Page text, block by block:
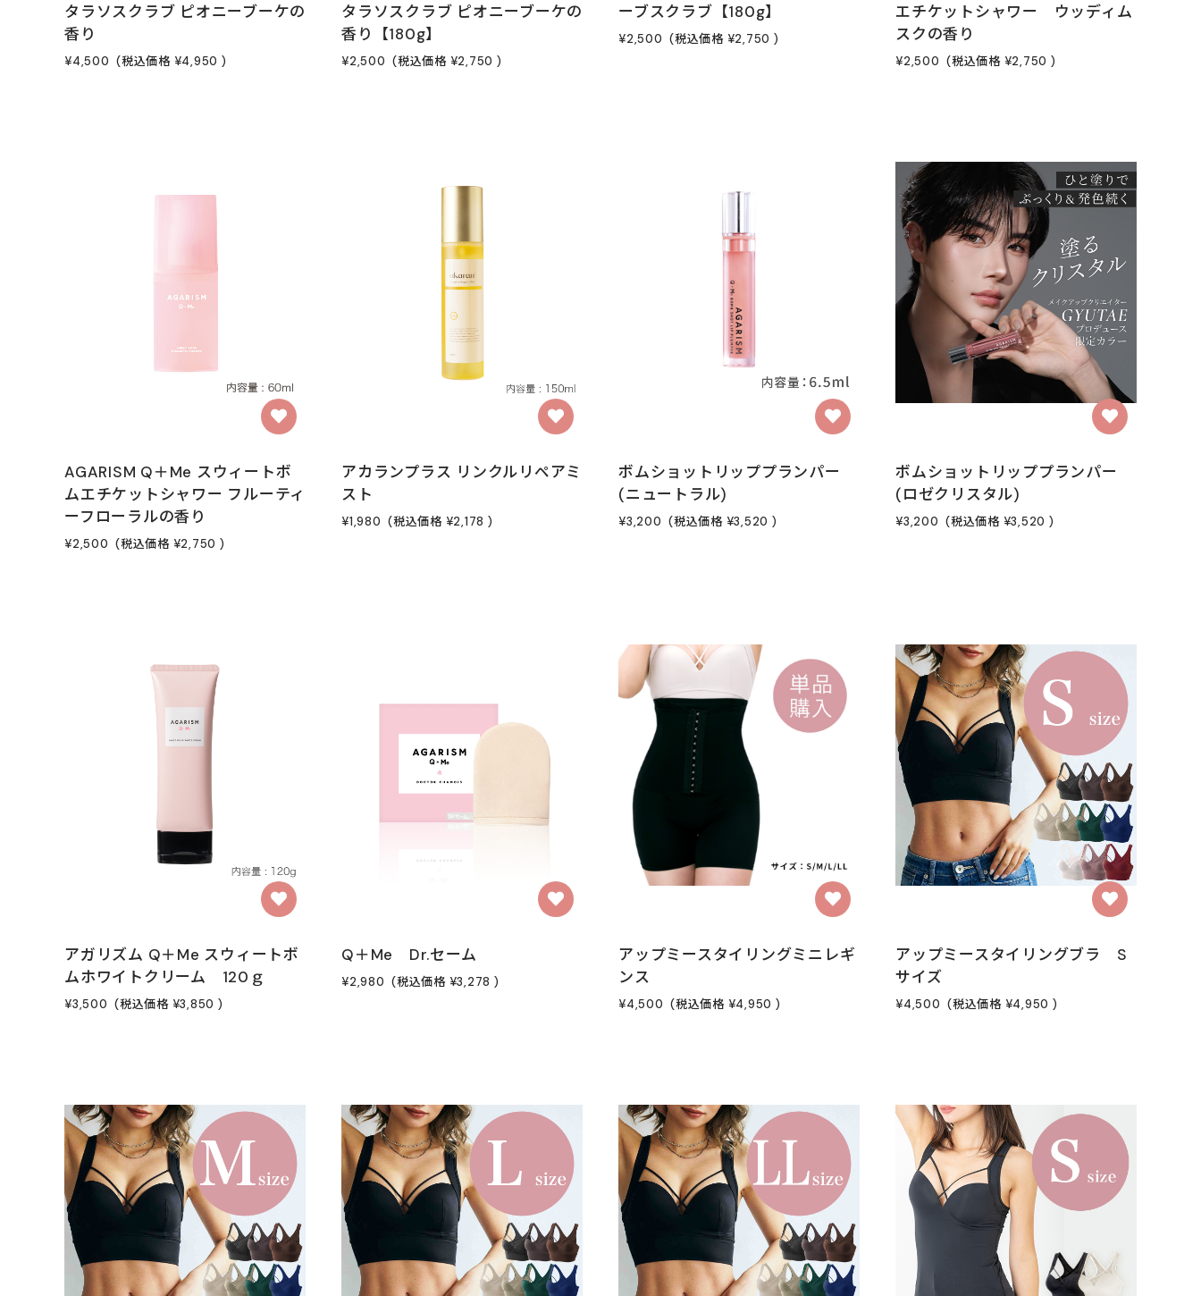
タラソスクラブ ピオニーブーケの
香り
¥4,500 (税込価格 ¥4,950 )
タラソスクラブ ピオニーブーケの
香り【180g】
¥2,500 (税込価格 ¥2,750 )
ーブスクラブ【180g】
¥2,500 (税込価格 ¥2,750 )
エチケットシャワー ウッディム
スクの香り
¥2,500 (税込価格 ¥2,750 )
AGARISM Q＋Me スウィートボ
ムエチケットシャワー フルーティ
ーフローラルの香り
¥2,500 (税込価格 ¥2,750 )
アカランプラス リンクルリペアミ
スト
¥1,980 (税込価格 ¥2,178 )
ボムショットリッププランパー
(ニュートラル)
¥3,200 (税込価格 ¥3,520 )
ボムショットリッププランパー
(ロゼクリスタル)
¥3,200 (税込価格 ¥3,520 )
アガリズム Q＋Me スウィートボ
ムホワイトクリーム 120ｇ
¥3,500 (税込価格 ¥3,850 )
Q＋Me Dr.セーム
¥2,980 (税込価格 ¥3,278 )
アップミースタイリングミニレギ
ンス
¥4,500 (税込価格 ¥4,950 )
アップミースタイリングブラ S
サイズ
¥4,500 (税込価格 ¥4,950 )